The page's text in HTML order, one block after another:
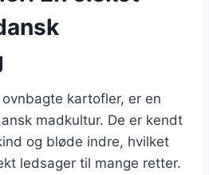
kartofler, er en
madkultur. De er kendt
og bløde indre, hvilket
ledsager til mange retter.